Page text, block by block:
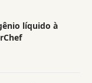
líquido à